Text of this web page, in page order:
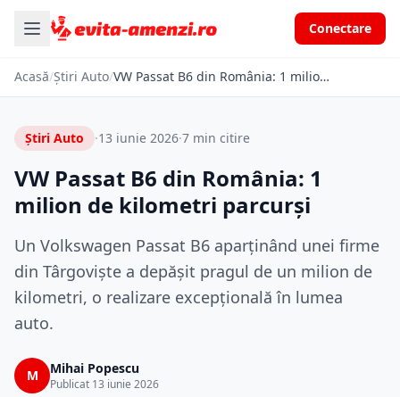
Conectare
Acasă/Știri Auto/ VW Passat B6 din România: 1 milion de kilometri parcurși
Știri Auto ·13 iunie 2026·7 min citire
VW Passat B6 din România: 1
milion de kilometri parcurși
Un Volkswagen Passat B6 aparținând unei firme
din Târgoviște a depășit pragul de un milion de
kilometri, o realizare excepțională în lumea
auto.
M Mihai Popescu
Publicat 13 iunie 2026